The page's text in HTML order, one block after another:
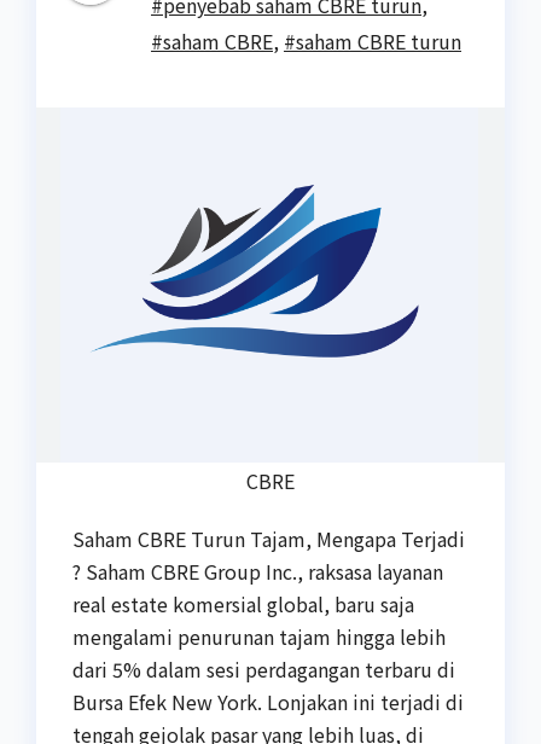
#saham CBRE, #saham CBRE turun
CBRE
Saham CBRE Turun Tajam, Mengapa Terjadi
? Saham CBRE Group Inc., raksasa layanan
real estate komersial global, baru saja
mengalami penurunan tajam hingga lebih
dari 5% dalam sesi perdagangan terbaru di
Bursa Efek New York. Lonjakan ini terjadi di
tengah gejolak pasar yang lebih luas, di